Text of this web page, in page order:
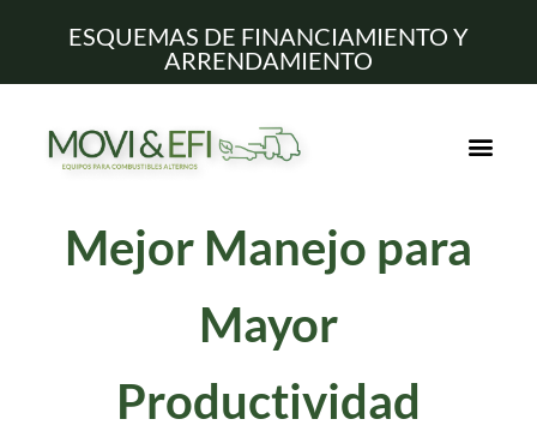
ESQUEMAS DE FINANCIAMIENTO Y
ARRENDAMIENTO
Mejor Manejo para
Mayor
Productividad